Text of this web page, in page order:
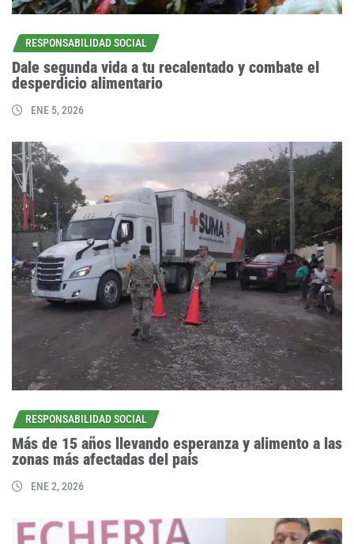
RESPONSABILIDAD SOCIAL
Dale segunda vida a tu recalentado y combate el
desperdicio alimentario
ENE 5, 2026
RESPONSABILIDAD SOCIAL
Más de 15 años llevando esperanza y alimento a las
zonas más afectadas del país
ENE 2, 2026